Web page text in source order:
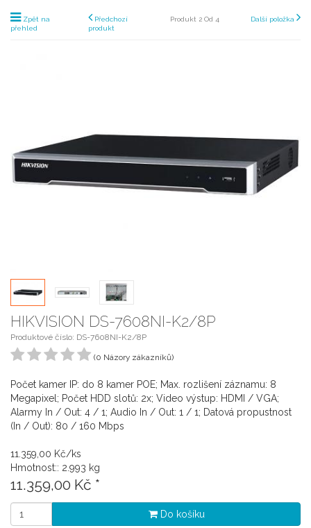
Zpět na
přehled
Předchozí
produkt
Produkt 2 Od 4 Další položka
HIKVISION DS-7608NI-K2/8P
Produktové číslo: DS-7608NI-K2/8P
(0 Názory zákazníků)
Počet kamer IP: do 8 kamer POE; Max. rozlišení záznamu: 8
Megapixel; Počet HDD slotů: 2x; Video výstup: HDMI / VGA;
Alarmy In / Out: 4 / 1; Audio In / Out: 1 / 1; Datová propustnost
(In / Out): 80 / 160 Mbps
11.359,00 Kč/ks
Hmotnost:: 2.993 kg
11.359,00 Kč *
Do košíku